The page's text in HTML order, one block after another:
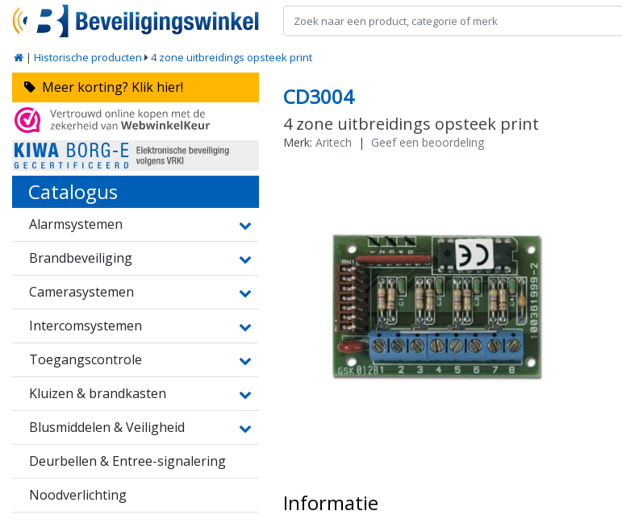
| Historische producten 4 zone uitbreidings opsteek print
Meer korting? Klik hier!
Catalogus
Alarmsystemen
Brandbeveiliging
Camerasystemen
Intercomsystemen
Toegangscontrole
Kluizen & brandkasten
Blusmiddelen & Veiligheid
Deurbellen & Entree-signalering
Noodverlichting
CD3004
4 zone uitbreidings opsteek print
Merk: Aritech | Geef een beoordeling
Informatie